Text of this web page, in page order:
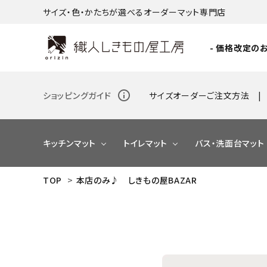
サイズ・色・かたちが選べるオーダーマット専門店
- 価格改定の
ショッピングガイド info_outline サイズオーダーご注文方法
キッチンマット トイレマット バス・洗面台マット
TOP > 本店のみ♪ しきもの屋BAZAR